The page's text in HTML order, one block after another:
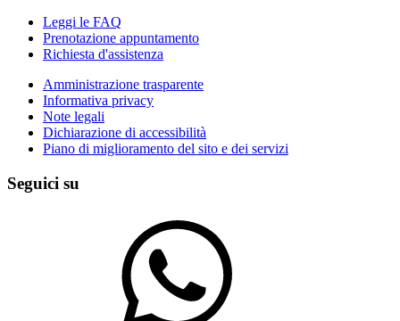
Leggi le FAQ
Prenotazione appuntamento
Richiesta d'assistenza
Amministrazione trasparente
Informativa privacy
Note legali
Dichiarazione di accessibilità
Piano di miglioramento del sito e dei servizi
Seguici su